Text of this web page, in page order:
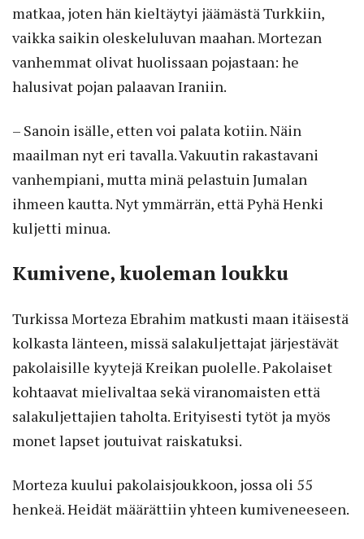
matkaa, joten hän kieltäytyi jäämästä Turkkiin,
vaikka saikin oleskeluluvan maahan. Mortezan
vanhemmat olivat huolissaan pojastaan: he
halusivat pojan palaavan Iraniin.
– Sanoin isälle, etten voi palata kotiin. Näin
maailman nyt eri tavalla. Vakuutin rakastavani
vanhempiani, mutta minä pelastuin Jumalan
ihmeen kautta. Nyt ymmärrän, että Pyhä Henki
kuljetti minua.
Kumivene, kuoleman loukku
Turkissa Morteza Ebrahim matkusti maan itäisestä
kolkasta länteen, missä salakuljettajat järjestävät
pakolaisille kyytejä Kreikan puolelle. Pakolaiset
kohtaavat mielivaltaa sekä viranomaisten että
salakuljettajien taholta. Erityisesti tytöt ja myös
monet lapset joutuivat raiskatuksi.
Morteza kuului pakolaisjoukkoon, jossa oli 55
henkeä. Heidät määrättiin yhteen kumiveneeseen.